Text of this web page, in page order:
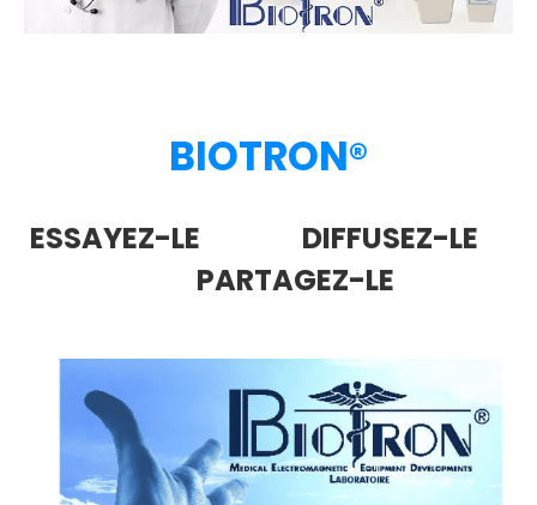
BIOTRON®
ESSAYEZ-LE DIFFUSEZ-LE
PARTAGEZ-LE